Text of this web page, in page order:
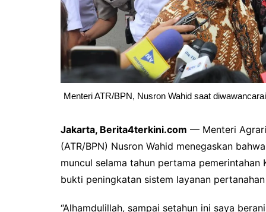
Menteri ATR/BPN, Nusron Wahid saat
Jakarta, Berita4terkini.com — Menteri
(ATR/BPN) Nusron Wahid menegaskan
muncul selama tahun pertama
bukti peningkatan sistem layanan
“Alhamdulillah, sampai setahun ini saya